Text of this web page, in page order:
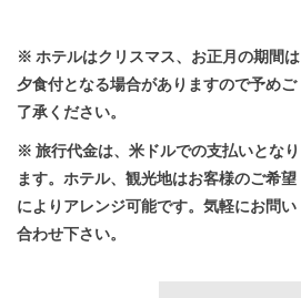
※ ホテルはクリスマス、お正月の期間は
夕食付となる場合がありますので予めご
了承ください。
※ 旅行代金は、米ドルでの支払いとなり
ます。ホテル、観光地はお客様のご希望
によりアレンジ可能です。気軽にお問い
合わせ下さい。